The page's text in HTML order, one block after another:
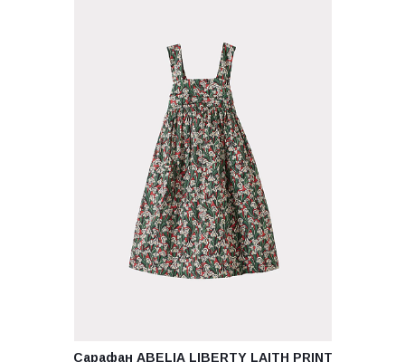
Сарафан ABELIA LIBERTY LAITH PRINT